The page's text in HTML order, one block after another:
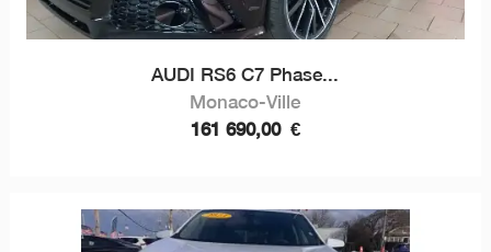
AUDI RS6 C7 Phase...
Monaco-Ville
161 690,00 €